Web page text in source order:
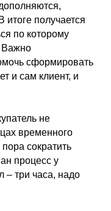
получается
по которому
Важно
сформировать
и сам клиент, и
не
временного
сократить
процесс у
– три часа, надо